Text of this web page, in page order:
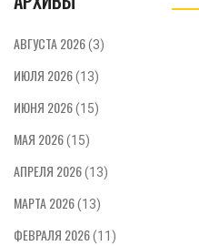
АВГУСТА 2026(3)
ИЮЛЯ 2026(13)
ИЮНЯ 2026(15)
МАЯ 2026(15)
АПРЕЛЯ 2026(13)
МАРТА 2026(13)
ФЕВРАЛЯ 2026(11)